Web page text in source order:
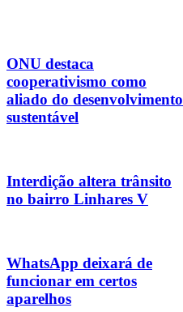
ONU destaca
cooperativismo como
aliado do desenvolvimento
sustentável
Interdição altera trânsito
no bairro Linhares V
WhatsApp deixará de
funcionar em certos
aparelhos